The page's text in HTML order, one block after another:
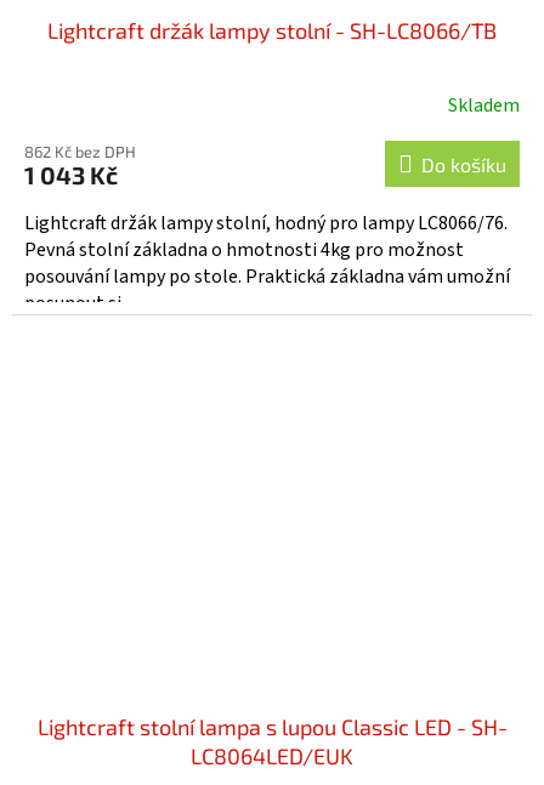
Lightcraft držák lampy stolní - SH-LC8066/TB
Skladem
862 Kč bez DPH
1 043 Kč Do košíku
Lightcraft držák lampy stolní, hodný pro lampy LC8066/76.
Pevná stolní základna o hmotnosti 4kg pro možnost
posouvání lampy po stole. Praktická základna vám umožní
posunout si...
Lightcraft stolní lampa s lupou Classic LED - SH-
LC8064LED/EUK